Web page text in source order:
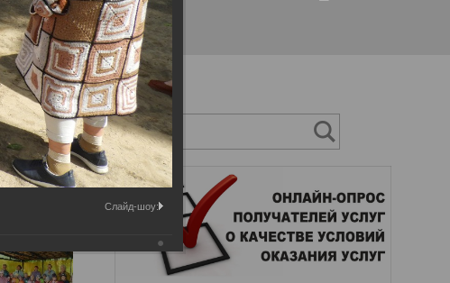
Слайд-шоу: